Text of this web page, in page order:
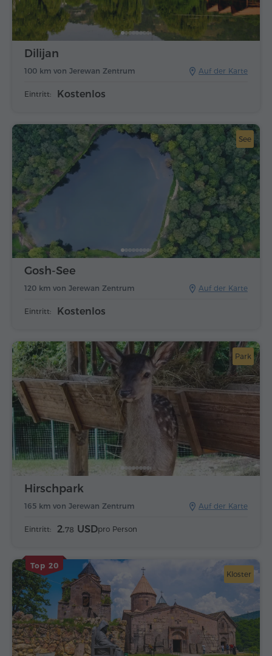
Auf der Karte
100 km von Jerewan Zentrum
Dilijan
Eintritt: Kostenlos
See
Auf der Karte
120 km von Jerewan Zentrum
Gosh-See
Eintritt: Kostenlos
Park
Auf der Karte
165 km von Jerewan Zentrum
Hirschpark
Eintritt: 2.78 USDpro Person
Top 20
Kloster